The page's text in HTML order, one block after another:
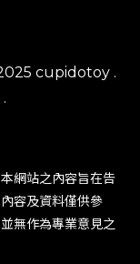
cupidotoy .
網站之內容旨在告
容及資料僅供參
無作為專業意見之